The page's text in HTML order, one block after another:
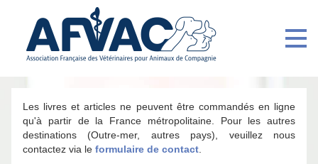
Les livres et articles ne peuvent être commandés en ligne
qu'à partir de la France métropolitaine. Pour les autres
destinations (Outre-mer, autres pays), veuillez nous
contactez via le formulaire de contact